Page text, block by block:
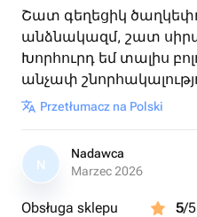
Շատ գեղեցիկ
անձնակազմ, շատ
Խորհուրդ եմ տալիս
անչափ
Przetłumacz na Polski
N
Nadawca
Marzec 2026
Obsługa sklepu 5/5